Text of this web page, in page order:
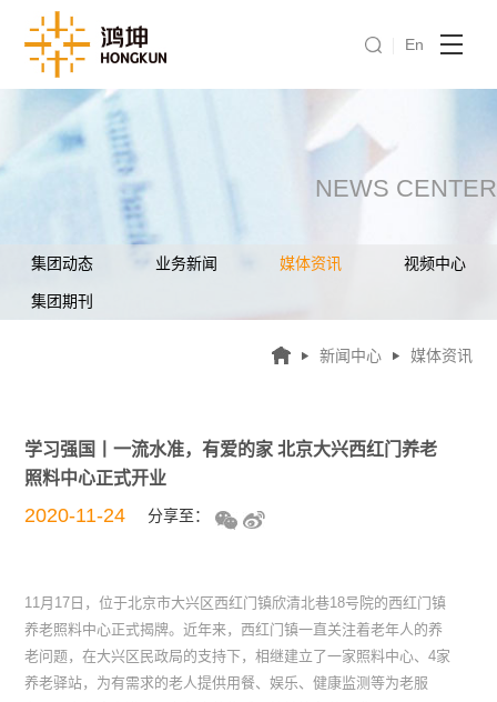
En
NEWS CENTER
集团动态 业务新闻 媒体资讯 视频中心
集团期刊
新闻中心 媒体资讯
学习强国丨一流水准，有爱的家 北京大兴西红门养老
照料中心正式开业
2020-11-24 分享至：
11月17日，位于北京市大兴区西红门镇欣清北巷18号院的西红门镇
养老照料中心正式揭牌。近年来，西红门镇一直关注着老年人的养
老问题，在大兴区民政局的支持下，相继建立了一家照料中心、4家
养老驿站，为有需求的老人提供用餐、娱乐、健康监测等为老服